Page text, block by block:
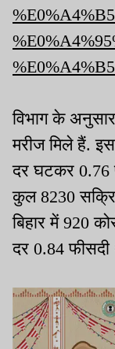
विभाग के
मरीज मिले हैं.
दर घटकर 0.76
कुल 8230
बिहार में 920
दर 0.84 फीसदी